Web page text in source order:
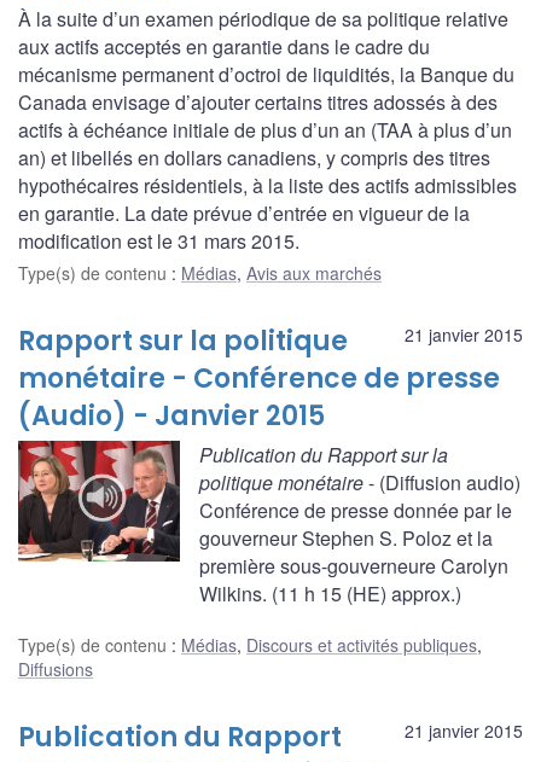
À la suite d’un examen périodique de sa politique relative
aux actifs acceptés en garantie dans le cadre du
mécanisme permanent d’octroi de liquidités, la Banque du
Canada envisage d’ajouter certains titres adossés à des
actifs à échéance initiale de plus d’un an (TAA à plus d’un
an) et libellés en dollars canadiens, y compris des titres
hypothécaires résidentiels, à la liste des actifs admissibles
en garantie. La date prévue d’entrée en vigueur de la
modification est le 31 mars 2015.
Type(s) de contenu : Médias, Avis aux marchés
21 janvier 2015
Rapport sur la politique
monétaire - Conférence de presse
(Audio) - Janvier 2015
Publication du Rapport sur la
politique monétaire- (Diffusion audio)
Conférence de presse donnée par le
gouverneur Stephen S. Poloz et la
première sous-gouverneure Carolyn
Wilkins. (11 h 15 (HE) approx.)
Type(s) de contenu : Médias, Discours et activités publiques,
Diffusions
21 janvier 2015
Publication du Rapport